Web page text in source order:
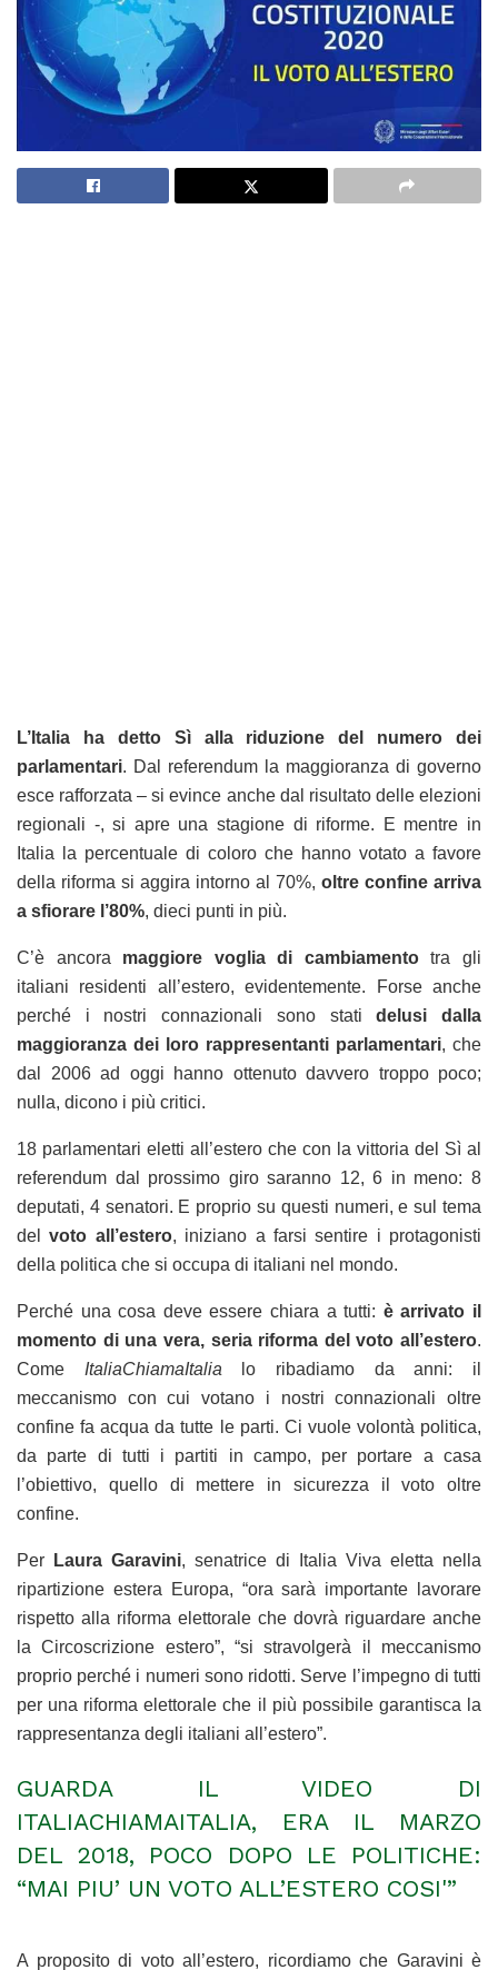
L’Italia ha detto Sì alla riduzione del numero dei
parlamentari. Dal referendum la maggioranza di governo
esce rafforzata – si evince anche dal risultato delle elezioni
regionali -, si apre una stagione di riforme. E mentre in
Italia la percentuale di coloro che hanno votato a favore
della riforma si aggira intorno al 70%, oltre confine arriva
a sfiorare l’80%, dieci punti in più.
C’è ancora maggiore voglia di cambiamentotra gli
italiani residenti all’estero, evidentemente. Forse anche
perché i nostri connazionali sono statidelusi dalla
maggioranza dei loro rappresentanti parlamentari, che
dal 2006 ad oggi hanno ottenuto davvero troppo poco;
nulla, dicono i più critici.
18 parlamentari eletti all’estero che con la vittoria del Sì al
referendum dal prossimo giro saranno 12, 6 in meno: 8
deputati, 4 senatori. E proprio su questi numeri, e sul tema
delvoto all’estero, iniziano a farsi sentire i protagonisti
della politica che si occupa di italiani nel mondo.
Perché una cosa deve essere chiara a tutti: è arrivato il
momento di una vera, seria riforma del voto all’estero.
Come ItaliaChiamaItalia lo ribadiamo da anni: il
meccanismo con cui votano i nostri connazionali oltre
confine fa acqua da tutte le parti. Ci vuole volontà politica,
da parte di tutti i partiti in campo, per portare a casa
l’obiettivo, quello di mettere in sicurezza il voto oltre
confine.
Per Laura Garavini, senatrice di Italia Viva eletta nella
ripartizione estera Europa, “ora sarà importante lavorare
rispetto alla riforma elettorale che dovrà riguardare anche
la Circoscrizione estero”, “si stravolgerà il meccanismo
proprio perché i numeri sono ridotti. Serve l’impegno di tutti
per una riforma elettorale che il più possibile garantisca la
rappresentanza degli italiani all’estero”.
GUARDA IL VIDEO DI
ITALIACHIAMAITALIA, ERA IL MARZO
DEL 2018, POCO DOPO LE POLITICHE:
“MAI PIU’ UN VOTO ALL’ESTERO COSI'”
A proposito di voto all’estero, ricordiamo che Garavini è